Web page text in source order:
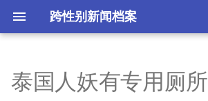
跨性别新闻档案
正文
泰国人妖有专用厕所